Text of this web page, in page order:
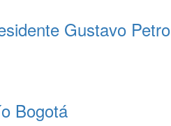
Gustavo Petro
Bogotá